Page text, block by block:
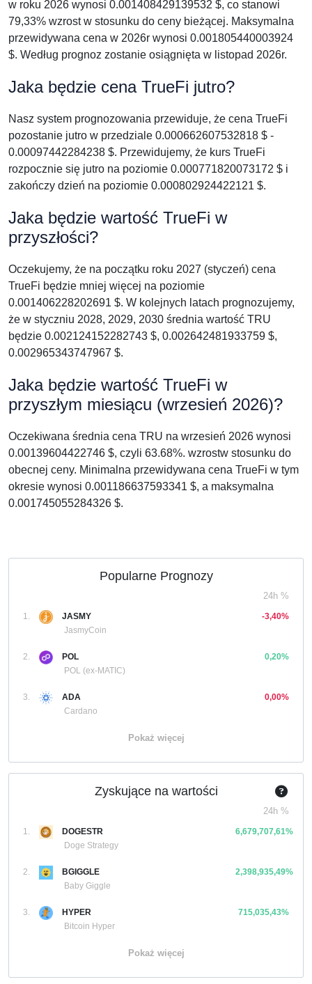
w roku 2026 wynosi 0.001408429139532 $, co stanowi
79,33% wzrost w stosunku do ceny bieżącej. Maksymalna
przewidywana cena w 2026r wynosi 0.001805440003924
$. Według prognoz zostanie osiągnięta w listopad 2026r.
Jaka będzie cena TrueFi jutro?
Nasz system prognozowania przewiduje, że cena TrueFi
pozostanie jutro w przedziale 0.000662607532818 $ -
0.00097442284238 $. Przewidujemy, że kurs TrueFi
rozpocznie się jutro na poziomie 0.000771820073172 $ i
zakończy dzień na poziomie 0.000802924422121 $.
Jaka będzie wartość TrueFi w
przyszłości?
Oczekujemy, że na początku roku 2027 (styczeń) cena
TrueFi będzie mniej więcej na poziomie
0.001406228202691 $. W kolejnych latach prognozujemy,
że w styczniu 2028, 2029, 2030 średnia wartość TRU
będzie 0.002124152282743 $, 0.002642481933759 $,
0.002965343747967 $.
Jaka będzie wartość TrueFi w
przyszłym miesiącu (wrzesień 2026)?
Oczekiwana średnia cena TRU na wrzesień 2026 wynosi
0.00139604422746 $, czyli 63.68%. wzrostw stosunku do
obecnej ceny. Minimalna przewidywana cena TrueFi w tym
okresie wynosi 0.001186637593341 $, a maksymalna
0.001745055284326 $.
Popularne Prognozy
24h %
1.
JASMY
JasmyCoin
-3,40%
2.
POL
POL (ex-MATIC)
0,20%
3.
ADA
Cardano
0,00%
Pokaż więcej
Zyskujące na wartości
24h %
1.
DOGESTR
Doge Strategy
6,679,707,61%
2.
BGIGGLE
Baby Giggle
2,398,935,49%
3.
HYPER
Bitcoin Hyper
715,035,43%
Pokaż więcej